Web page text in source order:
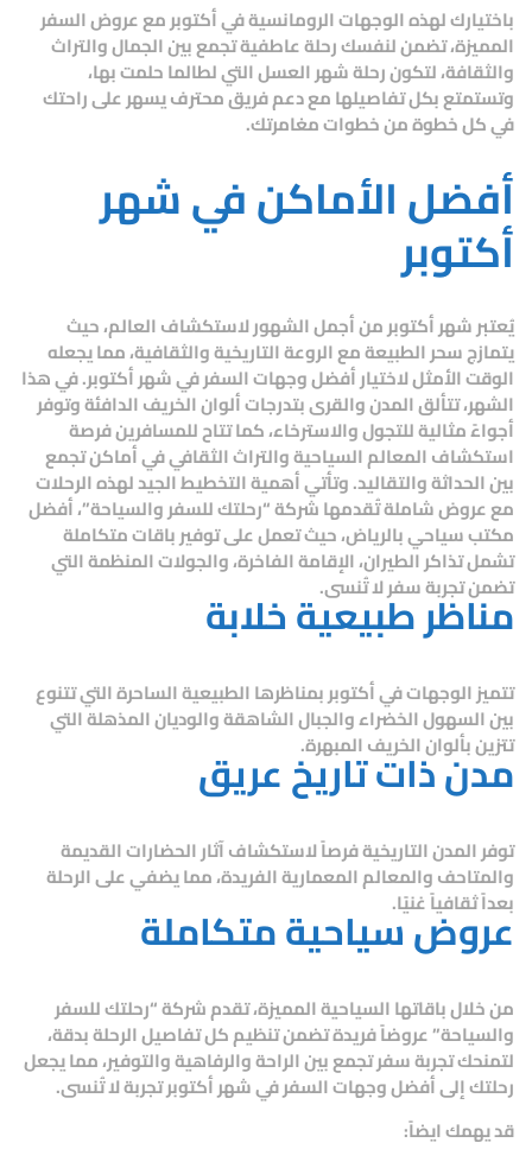
باختيارك لهذه الوجهات الرومانسية في أكتوبر مع عروض السفر
المميزة، تضمن لنفسك رحلة عاطفية تجمع بين الجمال والتراث
والثقافة، لتكون رحلة شهر العسل التي لطالما حلمت بها،
وتستمتع بكل تفاصيلها مع دعم فريق محترف يسهر على راحتك
في كل خطوة من خطوات مغامرتك.
أفضل الأماكن في شهر
أكتوبر
يُعتبر شهر أكتوبر من أجمل الشهور لاستكشاف العالم، حيث
يتمازج سحر الطبيعة مع الروعة التاريخية والثقافية، مما يجعله
الوقت الأمثل لاختيارأفضل وجهات السفر في شهر أكتوبر. في هذا
الشهر، تتألق المدن والقرى بتدرجات ألوان الخريف الدافئة وتوفر
أجواءً مثالية للتجول والاسترخاء، كما تتاح للمسافرين فرصة
استكشاف المعالم السياحية والتراث الثقافي في أماكن تجمع
بين الحداثة والتقاليد. وتأتي أهمية التخطيط الجيد لهذه الرحلات
مع عروض شاملة تُقدمها شركة “رحلتك للسفر والسياحة”، أفضل
مكتب سياحي بالرياض، حيث تعمل على توفير باقات متكاملة
تشمل تذاكر الطيران، الإقامة الفاخرة، والجولات المنظمة التي
تضمن تجربة سفر لا تُنسى.
مناظر طبيعية خلابة
تتميز الوجهات في أكتوبر بمناظرها الطبيعية الساحرة التي تتنوع
بين السهول الخضراء والجبال الشاهقة والوديان المذهلة التي
تتزين بألوان الخريف المبهرة.
مدن ذات تاريخ عريق
توفر المدن التاريخية فرصاً لاستكشاف آثار الحضارات القديمة
والمتاحف والمعالم المعمارية الفريدة، مما يضفي على الرحلة
بعداً ثقافياً غنيًا.
عروض سياحية متكاملة
من خلال باقاتها السياحية المميزة، تقدم شركة “رحلتك للسفر
والسياحة” عروضاً فريدة تضمن تنظيم كل تفاصيل الرحلة بدقة،
لتمنحك تجربة سفر تجمع بين الراحة والرفاهية والتوفير، مما يجعل
رحلتك إلى أفضل وجهات السفر في شهر أكتوبر تجربة لا تُنسى.
قد يهمك ايضاً: